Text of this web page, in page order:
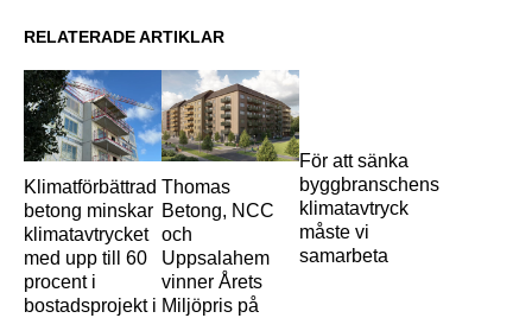
RELATERADE ARTIKLAR
Klimatförbättrad
betong minskar
klimatavtrycket
med upp till 60
procent i
bostadsprojekt i
Thomas
Betong, NCC
och
Uppsalahem
vinner Årets
Miljöpris på
För att sänka
byggbranschens
klimatavtryck
måste vi
samarbeta